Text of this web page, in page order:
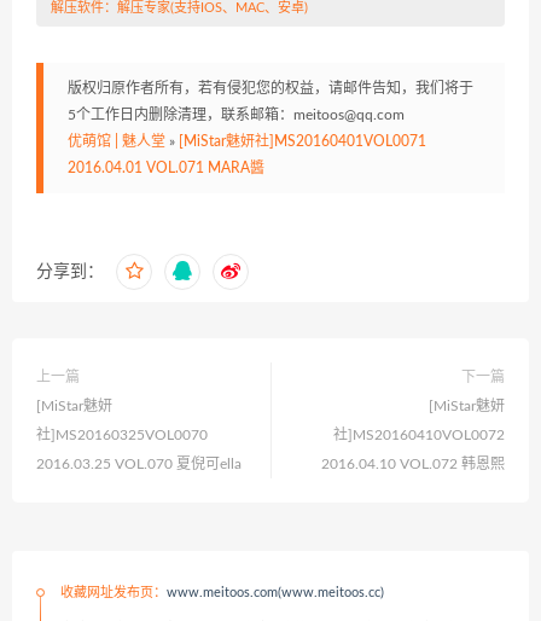
解压软件： 解压专家(支持IOS、MAC、安卓)
版权归原作者所有，若有侵犯您的权益，请邮件告知，我们将于
5个工作日内删除清理，联系邮箱：meitoos@qq.com
优萌馆 | 魅人堂 »
[MiStar魅妍社]MS20160401VOL0071
2016.04.01 VOL.071 MARA醬
分享到：
上一篇
[MiStar魅妍
社]MS20160325VOL0070
2016.03.25 VOL.070 夏倪可ella
下一篇
[MiStar魅妍
社]MS20160410VOL0072
2016.04.10 VOL.072 韩恩熙
收藏网址发布页： www.meitoos.com(www.meitoos.cc)